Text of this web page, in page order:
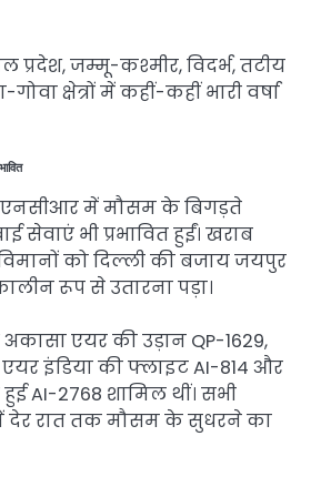
प्रदेश, जम्मू-कश्मीर, विदर्भ, तटीय
क्षेत्रों में कहीं-कहीं भारी वर्षा
एनसीआर में मौसम के बिगड़ते
सेवाएं भी प्रभावित हुईं। खराब
को दिल्ली की बजाय जयपुर
रूप से उतारना पड़ा।
एयर की उड़ान QP-1629,
इंडिया की फ्लाइट AI-814 और
AI-2768 शामिल थीं। सभी
देर रात तक मौसम के सुधरने का